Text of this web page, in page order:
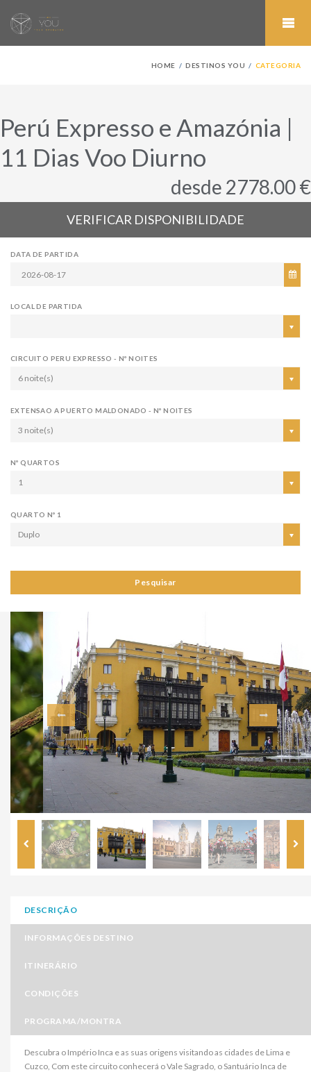
HOME DESTINOS YOU CATEGORIA
Perú Expresso e Amazónia |
11 Dias Voo Diurno
desde 2778.00 €
VERIFICAR DISPONIBILIDADE
DATA DE PARTIDA
LOCAL DE PARTIDA
CIRCUITO PERU EXPRESSO - Nº NOITES
6 noite(s)
EXTENSAO A PUERTO MALDONADO - Nº NOITES
3 noite(s)
Nº QUARTOS
1
QUARTO Nº 1
Duplo
Pesquisar
DESCRIÇÃO
INFORMAÇÕES DESTINO
ITINERÁRIO
CONDIÇÕES
PROGRAMA/MONTRA
Descubra o Império Inca e as suas origens visitando as cidades de Lima e
Cuzco, Com este circuito conhecerá o Vale Sagrado, o Santuário Inca de